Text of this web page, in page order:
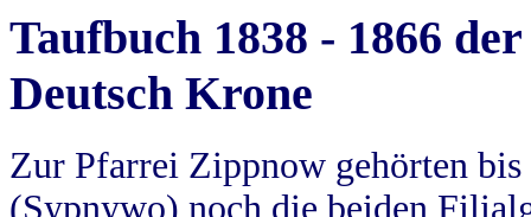
Taufbuch 1838 - 1866
Deutsch Krone
Zur Pfarrei Zippnow gehörten
(Sypnywo) noch die beiden